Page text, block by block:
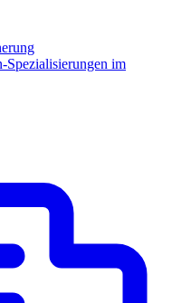
Spezialisierungen im